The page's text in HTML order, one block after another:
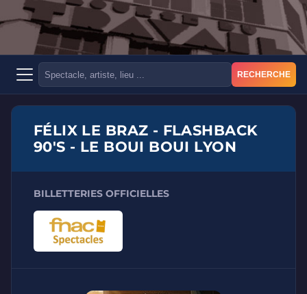
RECHERCHE
FÉLIX LE BRAZ - FLASHBACK
90'S - LE BOUI BOUI LYON
BILLETTERIES OFFICIELLES